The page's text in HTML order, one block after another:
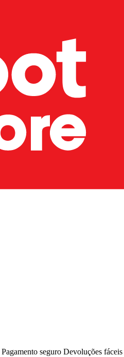
Pagamento seguro Devoluções fáceis